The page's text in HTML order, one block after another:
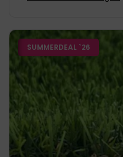
SUMMERDEAL `26